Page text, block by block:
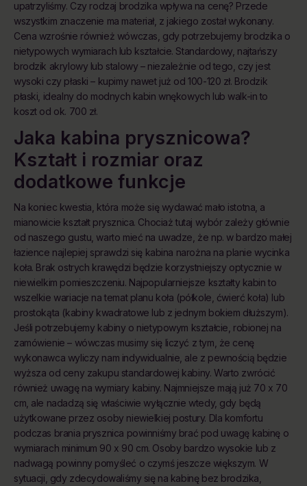
prawach, znajdziesz w Polityce Prywatności.
upatrzyliśmy. Czy rodzaj brodzika wpływa na cenę? Przede
wszystkim znaczenie ma materiał, z jakiego został wykonany.
Cena wzrośnie również wówczas, gdy potrzebujemy brodzika o
nietypowych wymiarach lub kształcie. Standardowy, najtańszy
brodzik akrylowy lub stalowy – niezależnie od tego, czy jest
wysoki czy płaski – kupimy nawet już od 100-120 zł. Brodzik
płaski, idealny do modnych kabin wnękowych lub walk-in to
koszt od ok. 700 zł.
Jaka kabina prysznicowa?
Kształt i rozmiar oraz
dodatkowe funkcje
Na koniec kwestia, która może się wydawać mało istotna, a
mianowicie kształt prysznica. Chociaż tutaj wybór zależy głównie
od naszego gustu, warto mieć na uwadze, że np. w bardzo małej
łazience najlepiej sprawdzi się kabina narożna na planie wycinka
koła. Brak ostrych krawędzi będzie korzystniejszy optycznie w
niewielkim pomieszczeniu. Najpopularniejsze kształty kabin to
wszelkie wariacje na temat planu koła (półkole, ćwierć koła) lub
prostokąta (kabiny kwadratowe lub z jednym bokiem dłuższym).
Jeśli potrzebujemy kabiny o nietypowym kształcie, robionej na
zamówienie – wówczas musimy się liczyć z tym, że cenę
wykonawca wyliczy nam indywidualnie, ale z pewnością będzie
wyższa od ceny zakupu standardowej kabiny. Warto zwrócić
również uwagę na wymiary kabiny. Najmniejsze mają już 70 x 70
cm, ale nadadzą się właściwie wyłącznie wtedy, gdy będą
użytkowane przez osoby niewielkiej postury. Dla komfortu
podczas brania prysznica powinniśmy brać pod uwagę kabinę o
wymiarach minimum 90 x 90 cm. Osoby bardzo wysokie lub z
nadwagą powinny pomyśleć o czymś jeszcze większym. W
sytuacji, gdy zdecydowaliśmy się na kabinę bez brodzika,